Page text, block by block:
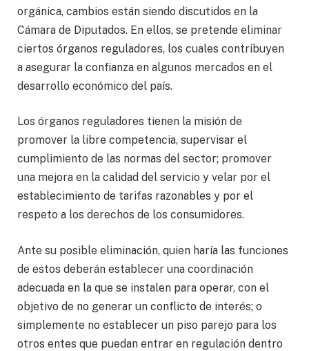
orgánica, cambios están siendo discutidos en la
Cámara de Diputados. En ellos, se pretende eliminar
ciertos órganos reguladores, los cuales contribuyen
a asegurar la confianza en algunos mercados en el
desarrollo económico del país.
Los órganos reguladores tienen la misión de
promover la libre competencia, supervisar el
cumplimiento de las normas del sector; promover
una mejora en la calidad del servicio y velar por el
establecimiento de tarifas razonables y por el
respeto a los derechos de los consumidores.
Ante su posible eliminación, quien haría las funciones
de estos deberán establecer una coordinación
adecuada en la que se instalen para operar, con el
objetivo de no generar un conflicto de interés; o
simplemente no establecer un piso parejo para los
otros entes que puedan entrar en regulación dentro